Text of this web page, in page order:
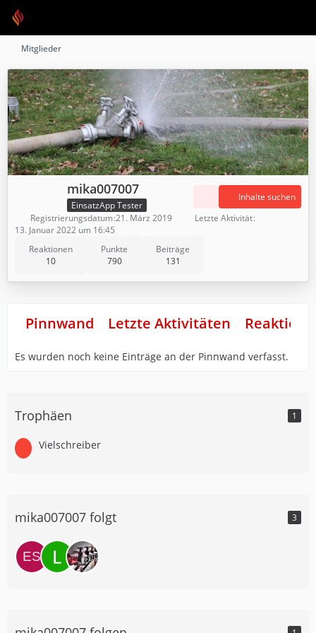
Mitglieder
mika007007
EinsatzApp Tester
Reaktionen
10
Punkte
790
Beiträge
131
Inhalte suchen
Registrierungsdatum 21. März 2019
Letzte Aktivität
13. Januar 2022 um 16:45
Pinnwand Letzte Aktivitäten
Es wurden noch keine Einträge an der Pinnwand verfasst.
Trophäen 1
Vielschreiber
mika007007 folgt 3